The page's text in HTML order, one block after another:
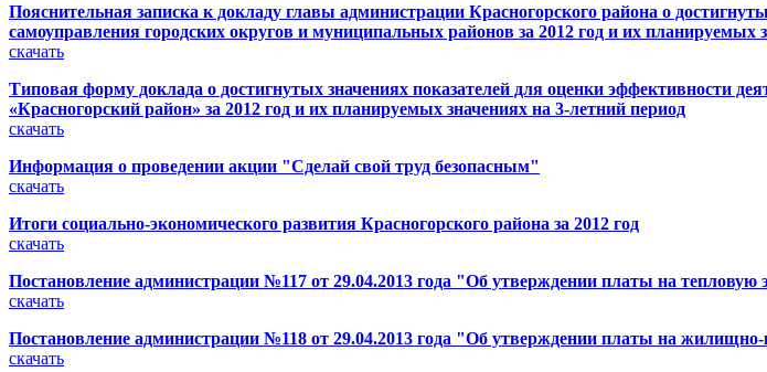
Пояснительная записка к докладу главы администрации Красногорского района о
самоуправления городских округов и муниципальных районов за 2012 год и их планируемых
скачать
Типовая форму доклада о достигнутых значениях показателей для оценки эффективности
«Красногорский район» за 2012 год и их планируемых значениях на 3-летний период
скачать
Информация о проведении акции "Сделай свой труд безопасным"
скачать
Итоги социально-экономического развития Красногорского района за 2012 год
скачать
Постановление администрации №117 от 29.04.2013 года "Об утверждении платы на тепловую
скачать
Постановление администрации №118 от 29.04.2013 года "Об утверждении платы на жилищно-
скачать